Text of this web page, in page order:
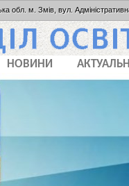
обл. м. Змів, вул.
НОВИНИ